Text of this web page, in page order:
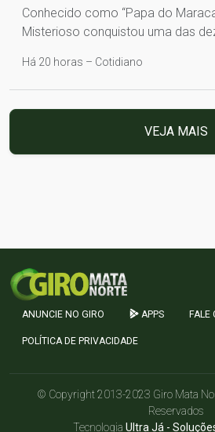
Conhecido como “Papa do
Misterioso conquistou uma das
Há 20 horas – Cotidiano
VEJA MAIS
ANUNCIE NO GIRO APPS FALE
POLÍTICA DE PRIVACIDADE
© Copyright 2013-2023 Giro Mata
Reservados
Tecnologia Ultra Já -